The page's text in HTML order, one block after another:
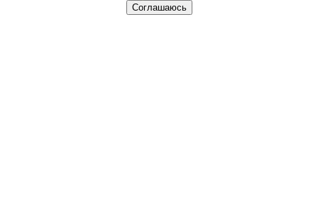
Соглашаюсь